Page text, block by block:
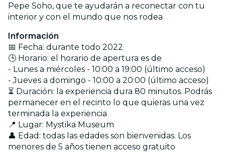
Pepe Soho, que te ayudarán a reconectar con tu
interior y con el mundo que nos rodea
Información
📅 Fecha: durante todo 2022
🕒 Horario: el horario de apertura es de
- Lunes a miércoles - 10:00 a 19:00 (último acceso)
- Jueves a domingo - 10:00 a 20:00 (último acceso)
⏳ Duración: la experiencia dura 80 minutos. Podrás
permanecer en el recinto lo que quieras una vez
terminada la experiencia
📍 Lugar: Mystika Museum
👤 Edad: todas las edades son bienvenidas. Los
menores de 5 años tienen acceso gratuito